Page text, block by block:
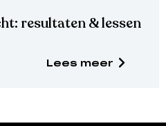
resultaten & lessen
Lees meer